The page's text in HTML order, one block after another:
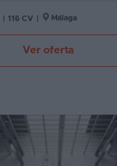
116 CV Málaga
Ver oferta